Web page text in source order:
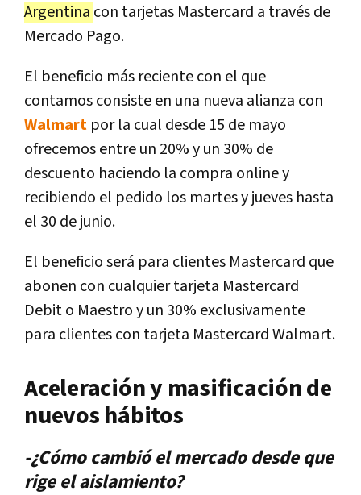
Argentina con tarjetas Mastercard a través de
Mercado Pago.
El beneficio más reciente con el que
contamos consiste en una nueva alianza con
Walmart por la cual desde 15 de mayo
ofrecemos entre un 20% y un 30% de
descuento haciendo la compra online y
recibiendo el pedido los martes y jueves hasta
el 30 de junio.
El beneficio será para clientes Mastercard que
abonen con cualquier tarjeta Mastercard
Debit o Maestro y un 30% exclusivamente
para clientes con tarjeta Mastercard Walmart.
Aceleración y masificación de
nuevos hábitos
-¿Cómo cambió el mercado desde que
rige el aislamiento?